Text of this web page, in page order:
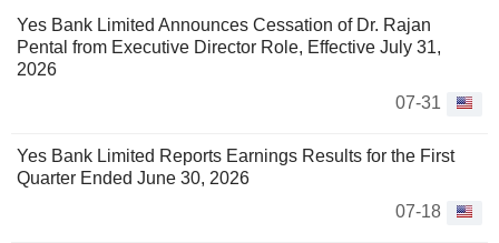
Yes Bank Limited Announces Cessation of Dr. Rajan
Pental from Executive Director Role, Effective July 31,
2026
07-31
Yes Bank Limited Reports Earnings Results for the First
Quarter Ended June 30, 2026
07-18